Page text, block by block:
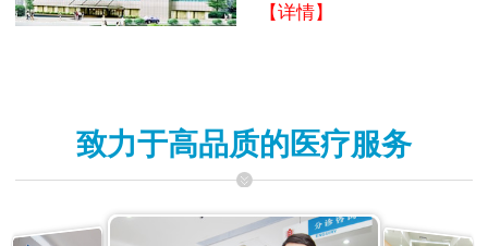
【详情】
致力于高品质的医疗服务